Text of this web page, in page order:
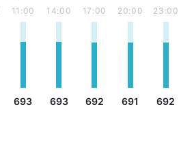
11:00
693
14:00
693
17:00
692
20:00
691
23:00
692